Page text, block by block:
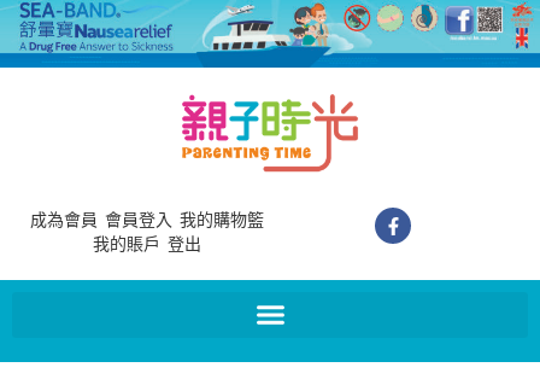
成為會員 會員登入 我的購物籃
我的賬戶 登出